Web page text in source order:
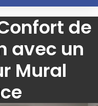
de
avec un
Mural